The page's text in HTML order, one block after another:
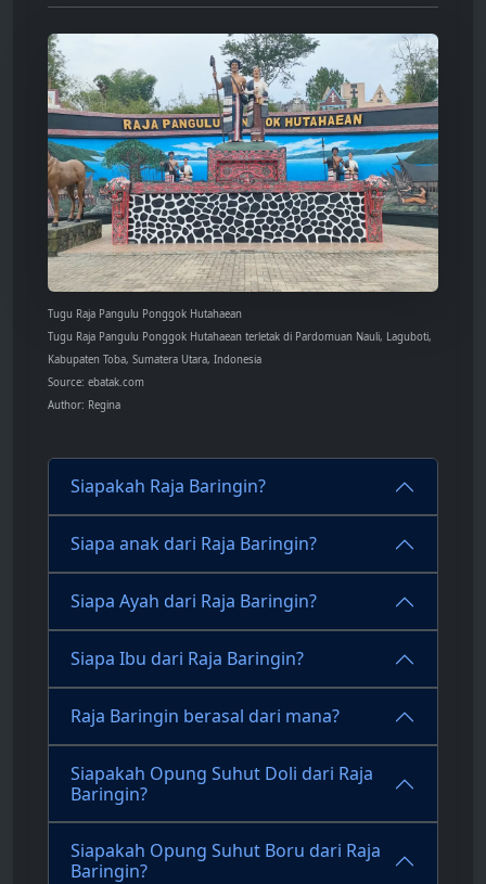
Tugu Raja Pangulu Ponggok Hutahaean
Tugu Raja Pangulu Ponggok Hutahaean terletak di Pardomuan Nauli, Laguboti,
Kabupaten Toba, Sumatera Utara, Indonesia
Source: ebatak.com
Author: Regina
Siapakah Raja Baringin?
Siapa anak dari Raja Baringin?
Siapa Ayah dari Raja Baringin?
Siapa Ibu dari Raja Baringin?
Raja Baringin berasal dari mana?
Siapakah Opung Suhut Doli dari Raja
Baringin?
Siapakah Opung Suhut Boru dari Raja
Baringin?